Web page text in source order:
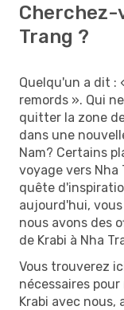
Cherchez-
Trang ?
Quelqu'un a dit :
remords ». Qui
quitter la zone
dans une
Nam? Certains
voyage vers
quête
aujourd'hui,
nous avons des
de Krabi à Nha
Vous trouverez
nécessaires
Krabi avec